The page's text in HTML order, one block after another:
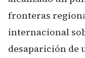
fronteras
internacional
desaparición de